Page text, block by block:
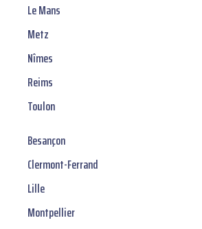
Le Mans
Metz
Nîmes
Reims
Toulon
Besançon
Clermont-Ferrand
Lille
Montpellier